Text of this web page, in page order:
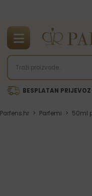
BESPLATAN PRIJEVOZ
Parfens.hr > Parfemi > 50ml